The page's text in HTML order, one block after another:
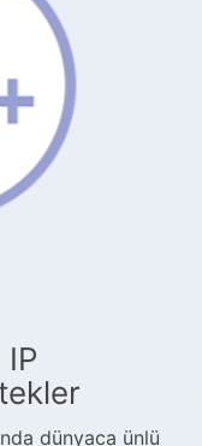
dünyaca ünlü